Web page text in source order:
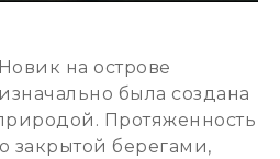
на острове
была создана
Протяженность
закрытой берегами,